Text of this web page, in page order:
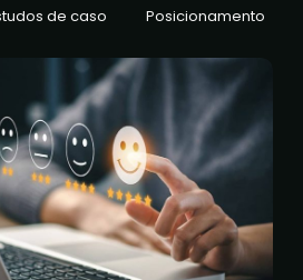
de caso Posicionamento